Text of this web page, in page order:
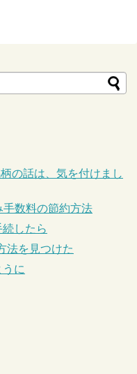
の話は、気を付けまし
数料の節約方法
したら
法を見つけた
に